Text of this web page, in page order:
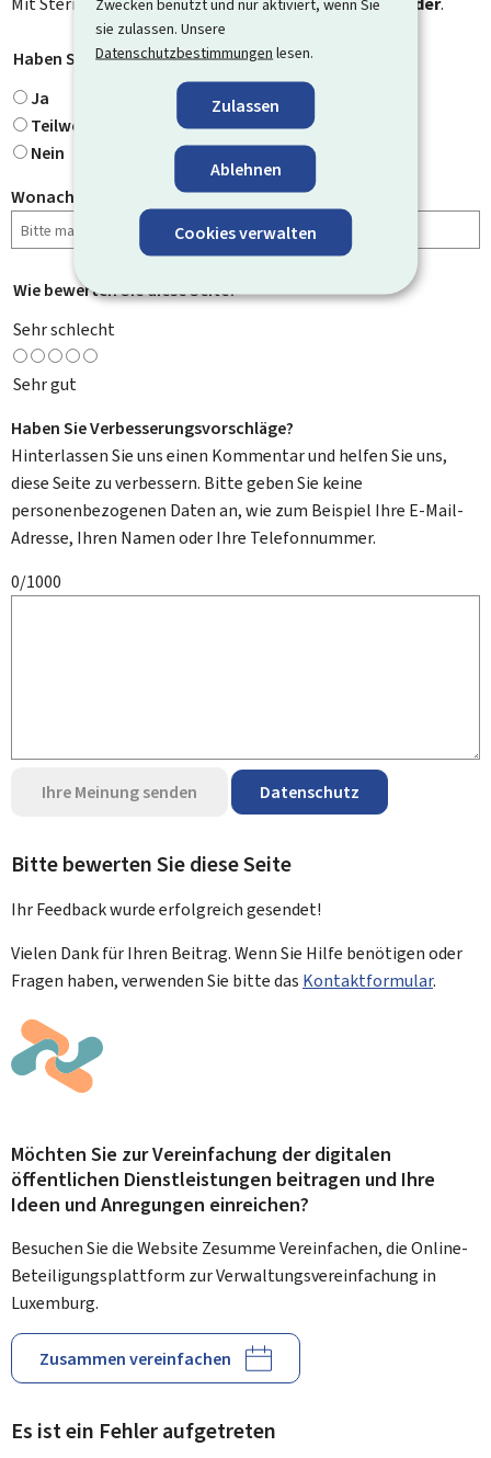
Zwecken benutzt und nur aktiviert, wenn Sie
sie zulassen. Unsere
Datenschutzbestimmungen lesen.
Zulassen
Ablehnen
Cookies verwalten
Haben Sie gefunden, wonach Sie gesucht haben?
Ja
Teilweise
Nein
Wonach haben Sie gesucht?
Wie bewerten Sie diese Seite? *
Sehr schlecht
Sehr gut
Haben Sie Verbesserungsvorschläge?
Hinterlassen Sie uns einen Kommentar und helfen Sie uns,
diese Seite zu verbessern. Bitte geben Sie keine
personenbezogenen Daten an, wie zum Beispiel Ihre E-Mail-
Adresse, Ihren Namen oder Ihre Telefonnummer.
0/1000
Ihre Meinung senden Datenschutz
Bitte bewerten Sie diese Seite
Ihr Feedback wurdeerfolgreichgesendet!
Vielen Dank für Ihren Beitrag. Wenn Sie Hilfe benötigen oder
Fragen haben, verwenden Sie bitte das Kontaktformular.
Möchten Sie zur Vereinfachung der digitalen
öffentlichen Dienstleistungen beitragen und Ihre
Ideen und Anregungen einreichen?
Besuchen Sie die Website Zesumme Vereinfachen, die Online-
Beteiligungsplattform zur Verwaltungsvereinfachung in
Luxemburg.
Zusammen vereinfachen
Es ist ein Fehler aufgetreten